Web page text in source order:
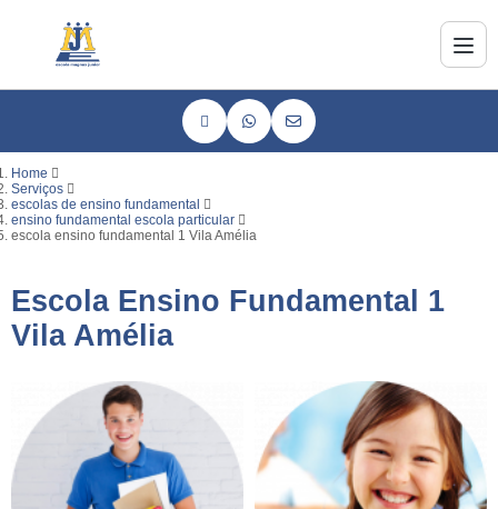
Home
Serviços
escolas de ensino fundamental
ensino fundamental escola particular
escola ensino fundamental 1 Vila Amélia
Escola Ensino Fundamental 1
Vila Amélia